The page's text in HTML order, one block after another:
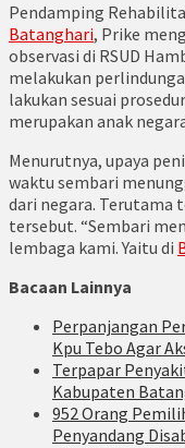
Pendamping
Batanghari, Prike
observasi di RSUD
melakukan
lakukan sesuai
merupakan anak
Menurutnya, upaya
waktu sembari
dari negara. Terutama
tersebut. “Sembari
lembaga kami. Yaitu di
Bacaan Lainnya
Perpanjangan
Kpu Tebo Agar
Terpapar
Kabupaten
952 Orang
Penyandang